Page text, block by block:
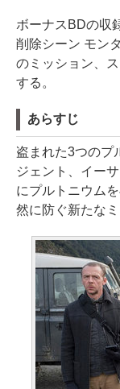
ボーナスBDの収
削除シーン モン
のミッション、
する。
あらすじ
盗まれた3つのプ
ジェント、イー
にプルトニウム
然に防ぐ新たな